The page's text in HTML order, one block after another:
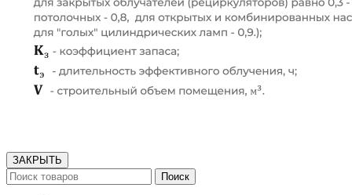
ЗАКРЫТЬ
Поиск